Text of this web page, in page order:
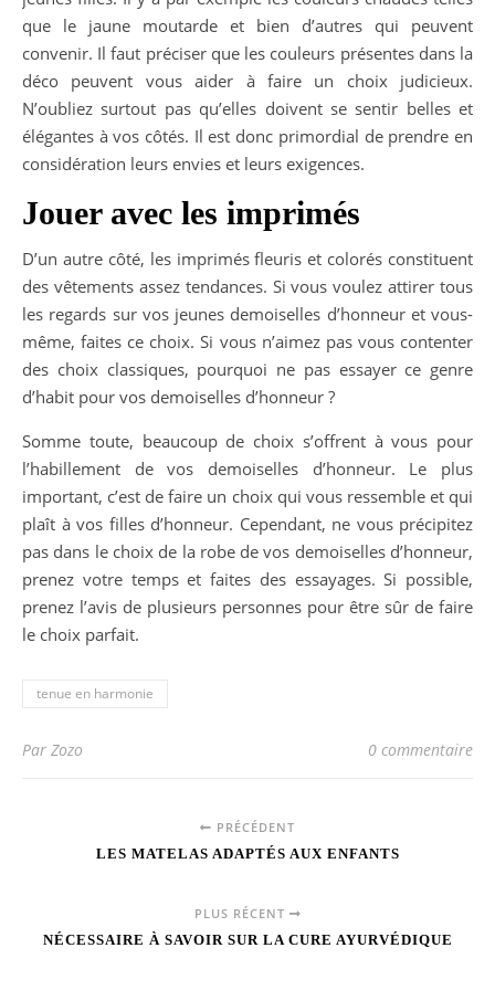
que le jaune moutarde et bien d’autres qui peuvent
convenir. Il faut préciser que les couleurs présentes dans la
déco peuvent vous aider à faire un choix judicieux.
N’oubliez surtout pas qu’elles doivent se sentir belles et
élégantes à vos côtés. Il est donc primordial de prendre en
considération leurs envies et leurs exigences.
Jouer avec les imprimés
D’un autre côté, les imprimés fleuris et colorés constituent
des vêtements assez tendances. Si vous voulez attirer tous
les regards sur vos jeunes demoiselles d’honneur et vous-
même, faites ce choix. Si vous n’aimez pas vous contenter
des choix classiques, pourquoi ne pas essayer ce genre
d’habit pour vos demoiselles d’honneur ?
Somme toute, beaucoup de choix s’offrent à vous pour
l’habillement de vos demoiselles d’honneur. Le plus
important, c’est de faire un choix qui vous ressemble et qui
plaît à vos filles d’honneur. Cependant, ne vous précipitez
pas dans le choix de la robe de vos demoiselles d’honneur,
prenez votre temps et faites des essayages. Si possible,
prenez l’avis de plusieurs personnes pour être sûr de faire
le choix parfait.
tenue en harmonie
Par Zozo 0 commentaire
PRÉCÉDENT
LES MATELAS ADAPTÉS AUX ENFANTS
PLUS RÉCENT
NÉCESSAIRE À SAVOIR SUR LA CURE AYURVÉDIQUE